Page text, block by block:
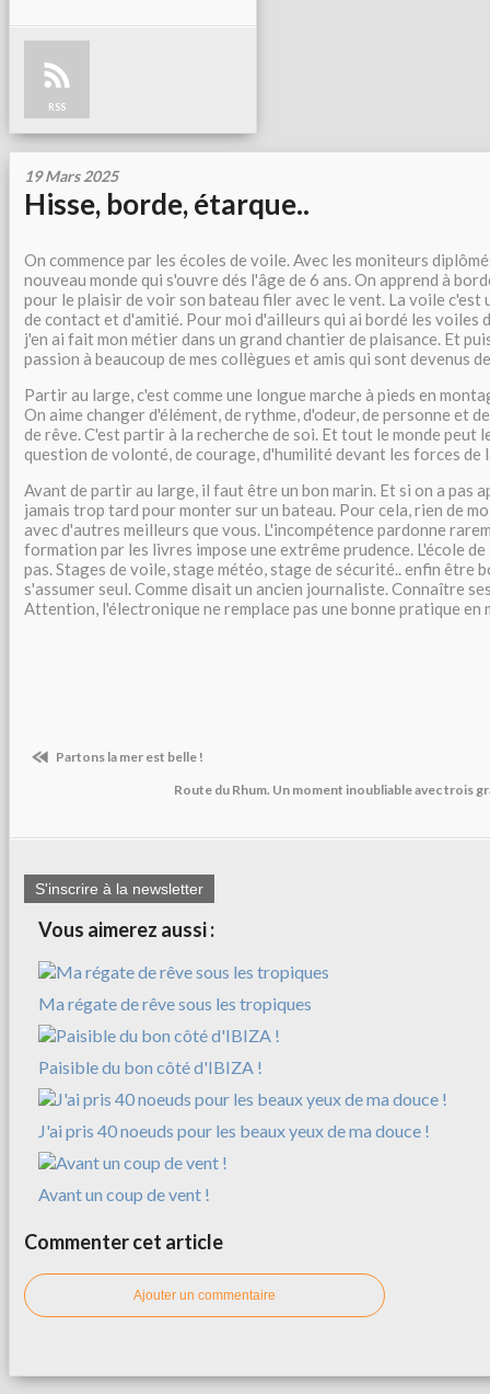
RSS
19 Mars 2025
Hisse, borde, étarque..
On commence par les écoles de voile. Avec les moniteurs
nouveau monde qui s'ouvre dés l'âge de 6 ans. On apprend à
pour le plaisir de voir son bateau filer avec le vent. La voile c'est
de contact et d'amitié. Pour moi d'ailleurs qui ai bordé les voiles
j'en ai fait mon métier dans un grand chantier de plaisance. Et
passion à beaucoup de mes collègues et amis qui sont devenus
Partir au large, c'est comme une longue marche à pieds en
On aime changer d'élément, de rythme, d'odeur, de personne et
de rêve. C'est partir à la recherche de soi. Et tout le monde peut
question de volonté, de courage, d'humilité devant les forces de
Avant de partir au large, il faut être un bon marin. Et si on a pas
jamais trop tard pour monter sur un bateau. Pour cela, rien de
avec d'autres meilleurs que vous. L'incompétence pardonne
formation par les livres impose une extrême prudence. L'école
pas. Stages de voile, stage météo, stage de sécurité.. enfin être
s'assumer seul. Comme disait un ancien journaliste. Connaître
Attention, l'électronique ne remplace pas une bonne pratique en
Partons la mer est belle !
Route du Rhum. Un moment inoubliable avec trois
S'inscrire à la newsletter
Vous aimerez aussi :
Ma régate de rêve sous les tropiques
Paisible du bon côté d'IBIZA !
J'ai pris 40 noeuds pour les beaux yeux de ma douce !
Avant un coup de vent !
Commenter cet article
Ajouter un commentaire